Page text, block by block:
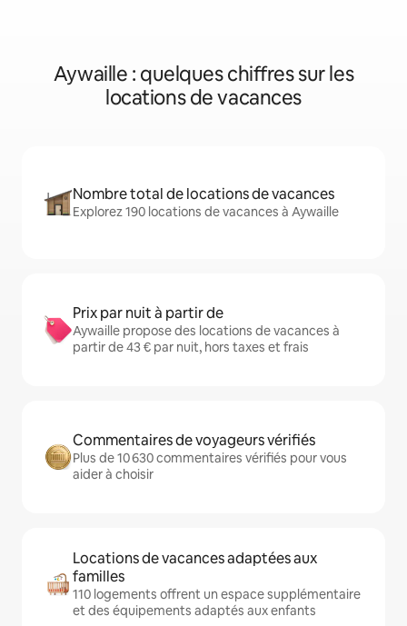
Aywaille : quelques chiffres sur les
locations de vacances
Nombre total de locations de vacances
Explorez 190 locations de vacances à Aywaille
Prix par nuit à partir de
Aywaille propose des locations de vacances à
partir de 43 € par nuit, hors taxes et frais
Commentaires de voyageurs vérifiés
Plus de 10 630 commentaires vérifiés pour vous
aider à choisir
Locations de vacances adaptées aux
familles
110 logements offrent un espace supplémentaire
et des équipements adaptés aux enfants